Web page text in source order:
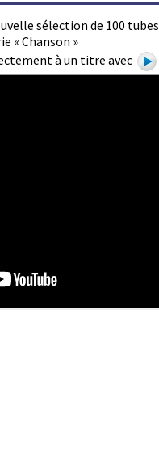
sélection de 100 tubes
« Chanson »
à un titre avec